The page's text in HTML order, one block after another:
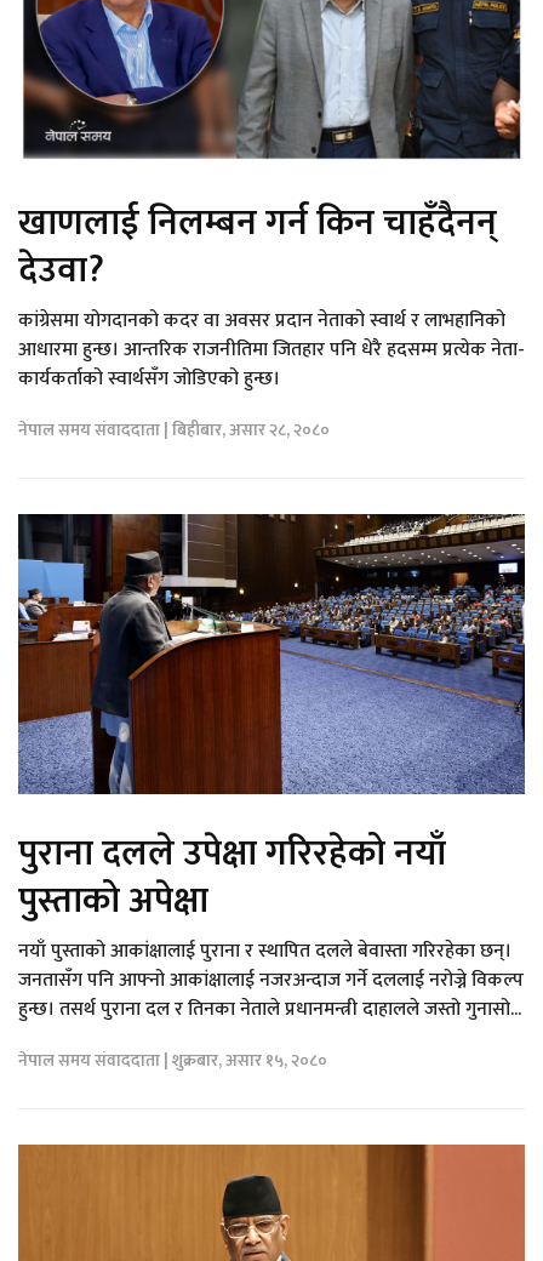
खाणलाई निलम्बन गर्न किन चाहँदैनन्
देउवा?
कांग्रेसमा योगदानको कदर वा अवसर प्रदान नेताको स्वार्थ र लाभहानिको
आधारमा हुन्छ। आन्तरिक राजनीतिमा जितहार पनि धेरै हदसम्म प्रत्येक नेता-
कार्यकर्ताको स्वार्थसँग जोडिएको हुन्छ।
नेपाल समय संवाददाता | बिहीबार, असार २८, २०८०
पुराना दलले उपेक्षा गरिरहेको नयाँ
पुस्ताको अपेक्षा
नयाँ पुस्ताको आकांक्षालाई पुराना र स्थापित दलले बेवास्ता गरिरहेका छन्।
जनतासँग पनि आफ्नो आकांक्षालाई नजरअन्दाज गर्ने दललाई नरोज्ने विकल्प
हुन्छ। तसर्थ पुराना दल र तिनका नेताले प्रधानमन्त्री दाहालले जस्तो गुनासो...
नेपाल समय संवाददाता | शुक्रबार, असार १५, २०८०